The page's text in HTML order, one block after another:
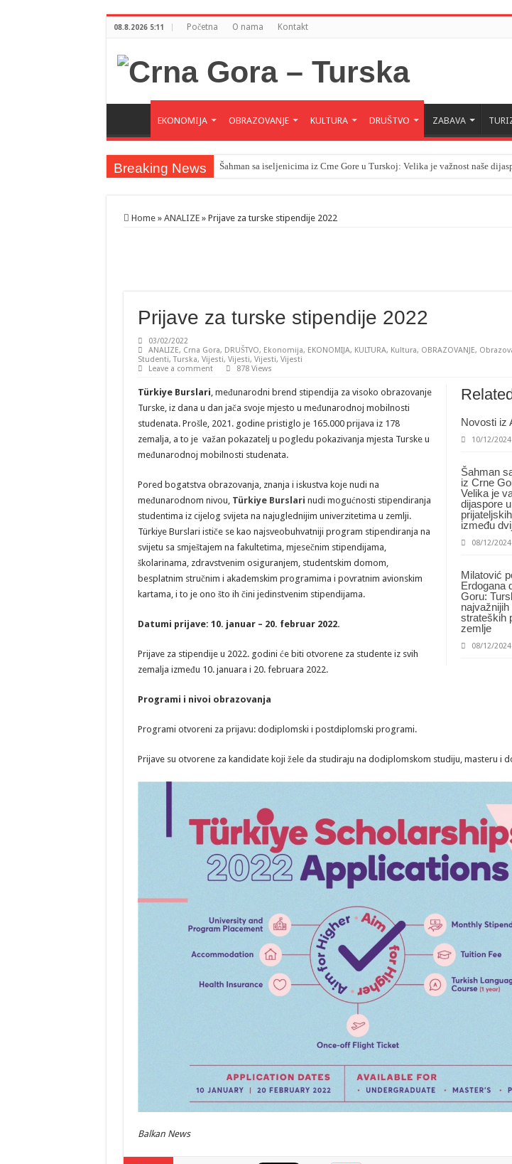
08.8.2026 5:11 Početna O nama Kontakt
EKONOMIJA OBRAZOVANJE KULTURA DRUŠTVO ZABAVA
Breaking News Šahman sa iseljenicima iz Crne Gore u Turskoj: Velika je važnost naše
Home » ANALIZE » Prijave za turske stipendije 2022
Prijave za turske stipendije 2022
03/02/2022
ANALIZE, Crna Gora, DRUŠTVO, Ekonomija, EKONOMIJA, KULTURA, Kultura, OBRAZOVANJE,
Studenti,Turska, Vijesti, Vijesti, Vijesti, Vijesti
Leave a comment
878 Views
Novosti iz
10/12/2024
Šahman
iz Crne
Velika je
dijaspore
između
08/12/2024
Milatović
Erdogana
Goru:
strateških
zemlje
08/12/2024
Türkiye Burslari , međunarodni brend stipendija za visoko obrazovanje
Turske, iz dana u dan jača svoje mjesto u međunarodnoj mobilnosti
studenata. Prošle, 2021. godine pristiglo je 165.000 prijava iz 178
zemalja, a to je važan pokazatelj u pogledu pokazivanja mjesta Turske u
međunarodnoj mobilnosti studenata.
Pored bogatstva obrazovanja, znanja i iskustva koje nudi na
međunarodnom nivou, Türkiye Burslari nudi mogućnosti stipendiranja
studentima iz cijelog svijeta na najuglednijim univerzitetima u zemlji.
Türkiye Burslari ističe se kao najsveobuhvatniji program stipendiranja na
svijetu sa smještajem na fakultetima, mjesečnim stipendijama,
školarinama, zdravstvenim osiguranjem, studentskim domom,
besplatnim stručnim i akademskim programima i povratnim avionskim
kartama, i to je ono što ih čini jedinstvenim stipendijama.
Datumi prijave: 10. januar – 20. februar 2022.
Prijave za stipendije u 2022. godini će biti otvorene za studente iz svih
zemalja između 10. januara i 20. februara 2022.
Programi i nivoi obrazovanja
Programi otvoreni za prijavu: dodiplomski i postdiplomski programi.
Prijave su otvorene za kandidate koji žele da studiraju na dodiplomskom studiju, masteru i
Balkan News